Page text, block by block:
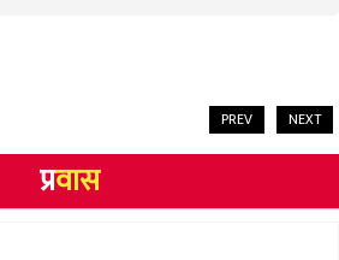
PREV NEXT
प्रवास